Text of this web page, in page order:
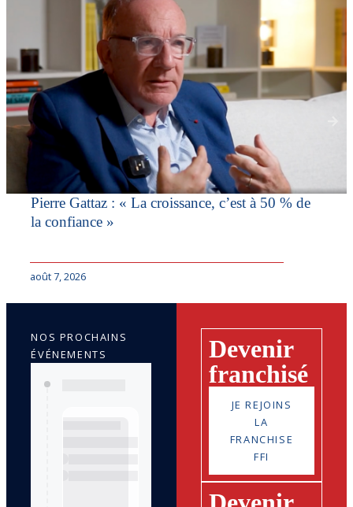
Pierre Gattaz : « La croissance, c’est à 50 % de
la confiance »
août 7, 2026
Devenir
franchisé
JE REJOINS
LA
FRANCHISE
FFI
NOS PROCHAINS
ÉVÉNEMENTS